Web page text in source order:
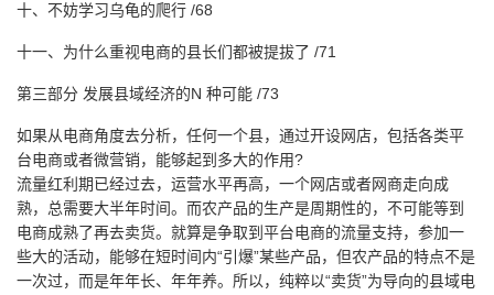
十、不妨学习乌龟的爬行 /68
十一、为什么重视电商的县长们都被提拔了 /71
第三部分 发展县域经济的N 种可能 /73
如果从电商角度去分析，任何一个县，通过开设网店，包括各类平
台电商或者微营销，能够起到多大的作用?
流量红利期已经过去，运营水平再高，一个网店或者网商走向成
熟，总需要大半年时间。而农产品的生产是周期性的，不可能等到
电商成熟了再去卖货。就算是争取到平台电商的流量支持，参加一
些大的活动，能够在短时间内“引爆”某些产品，但农产品的特点不是
一次过，而是年年长、年年养。所以，纯粹以“卖货”为导向的县域电